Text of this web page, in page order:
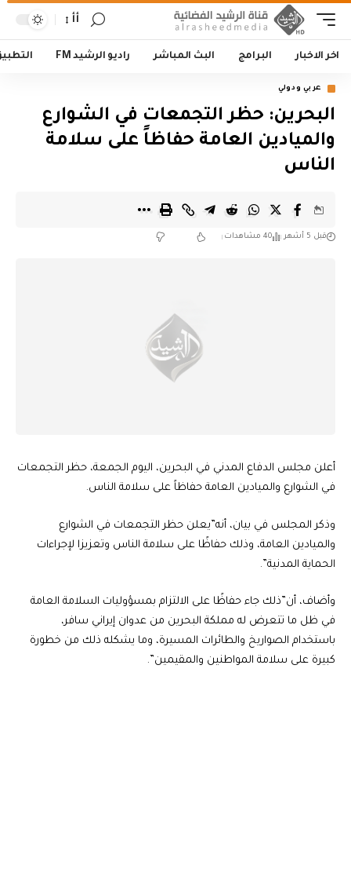
أأ
اخر الاخبار البرامج البث المباشر راديو الرشيد FM
عربي ودولي
البحرين: حظر التجمعات في الشوارع
والميادين العامة حفاظاً على سلامة
الناس
قبل 5 أشهر 40 مشاهدات
أعلن مجلس الدفاع المدني في البحرين، اليوم الجمعة، حظر التجمعات
في الشوارع والميادين العامة حفاظاً على سلامة الناس.
وذكر المجلس في بيان، أنه”يعلن حظر التجمعات في الشوارع
والميادين العامة، وذلك حفاظًا على سلامة الناس وتعزيزا لإجراءات
الحماية المدنية”.
وأضاف، أن”ذلك جاء حفاظًا على الالتزام بمسؤوليات السلامة العامة
في ظل ما تتعرض له مملكة البحرين من عدوان إيراني سافر،
باستخدام الصواريخ والطائرات المسيرة، وما يشكله ذلك من خطورة
كبيرة على سلامة المواطنين والمقيمين”.